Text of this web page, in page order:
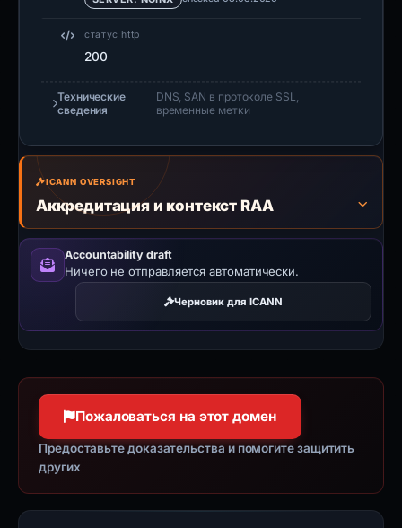
статус http
200
Технические
сведения
DNS, SAN в протоколе SSL,
временные метки
ICANN OVERSIGHT
Аккредитация и контекст RAA
Accountability draft
Ничего не отправляется автоматически.
Черновик для ICANN
Пожаловаться на этот домен
Предоставьте доказательства и помогите защитить
других